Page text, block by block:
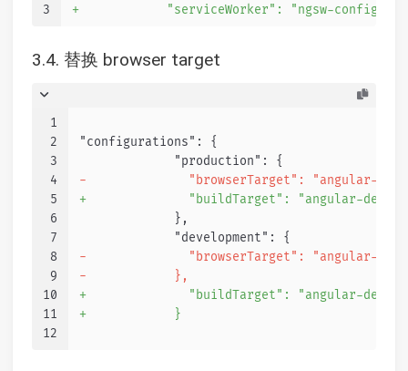
3
+            "serviceWorker": "ngsw-
3.4. 替换 browser target
1
2
3
4
5
6
7
8
9
10
11
12
"configurations": {
             "production": {
-              "browserTarget": "angular-
+              "buildTarget": "angular-
             },
             "development": {
-              "browserTarget": "angular-
-            },
+              "buildTarget": "angular-
+            }